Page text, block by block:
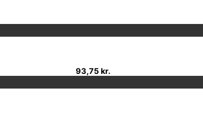
93,75 kr.